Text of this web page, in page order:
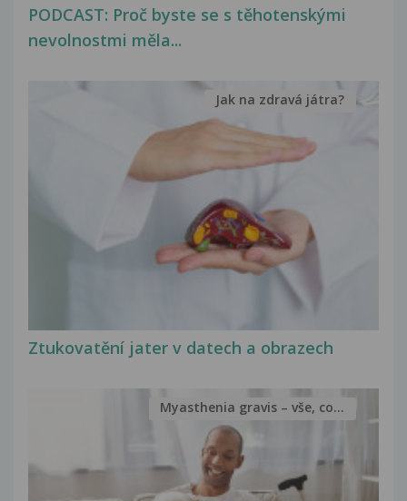
PODCAST: Proč byste se s těhotenskými
nevolnostmi měla...
Ztukovatění jater v datech a obrazech
Jak na zdravá játra?
Myasthenia gravis – vše, co...